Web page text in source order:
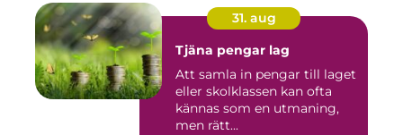
31. aug
Tjäna pengar lag
Att samla in pengar till laget
eller skolklassen kan ofta
kännas som en utmaning,
men rätt...